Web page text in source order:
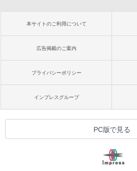
本サイトのご利用について
広告掲載のご案内
プライバシーポリシー
インプレスグループ
PC版で見る